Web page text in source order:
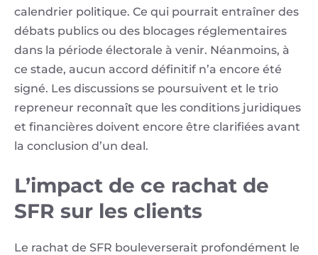
calendrier politique. Ce qui pourrait entraîner des
débats publics ou des blocages réglementaires
dans la période électorale à venir. Néanmoins, à
ce stade, aucun accord définitif n’a encore été
signé. Les discussions se poursuivent et le trio
repreneur reconnaît que les conditions juridiques
et financières doivent encore être clarifiées avant
la conclusion d’un deal.
L’impact de ce rachat de
SFR sur les clients
Le rachat de SFR bouleverserait profondément le